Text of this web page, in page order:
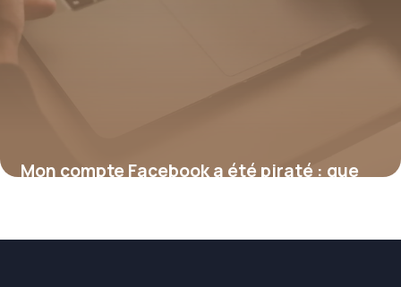
Mon compte Facebook a été piraté : que